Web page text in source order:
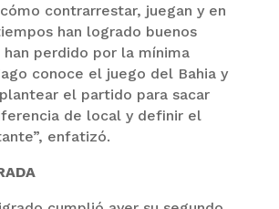
contrarrestar, juegan y en
han logrado buenos
perdido por la mínima
conoce el juego del Bahia y
el partido para sacar
de local y definir el
enfatizó.